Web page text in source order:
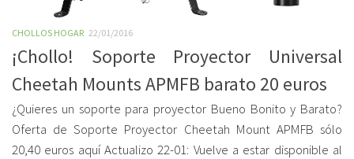
CHOLLOS HOGAR 22/01/2016
¡Chollo! Soporte Proyector Universal
Cheetah Mounts APMFB barato 20 euros
¿Quieres un soporte para proyector Bueno Bonito y Barato?
Oferta de Soporte Proyector Cheetah Mount APMFB sólo
20,40 euros aquí Actualizo 22-01: Vuelve a estar disponible al